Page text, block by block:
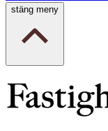
stäng meny